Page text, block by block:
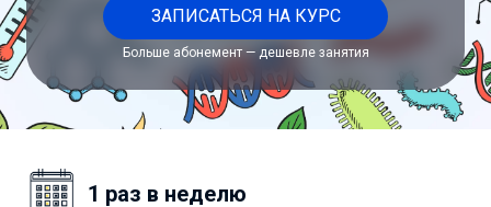
ЗАПИСАТЬСЯ НА КУРС
Больше абонемент — дешевле занятия
1 раз в неделю